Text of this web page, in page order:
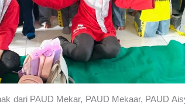
dari PAUD Mekar, PAUD Mekaar, PAUD